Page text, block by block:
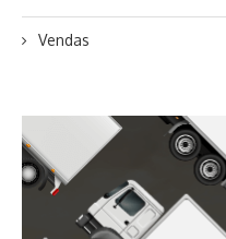
Vendas